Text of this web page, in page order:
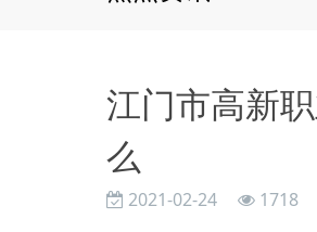
江门市高新
么
2021-02-24 1718